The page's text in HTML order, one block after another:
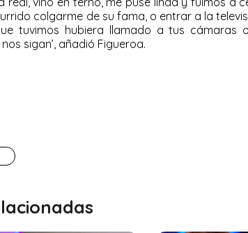
colgarme de su fama, o entrar a la
tuvimos hubiera llamado a tus cámaras
sigan’, añadió Figueroa.